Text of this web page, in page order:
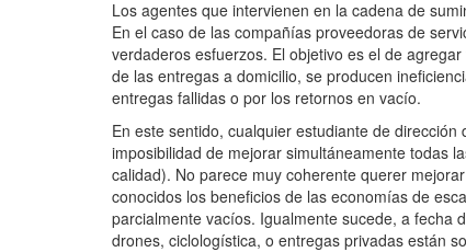
Los agentes que intervienen en la cadena de
En el caso de las compañías proveedoras de
verdaderos esfuerzos. El objetivo es el de
de las entregas a domicilio, se producen
entregas fallidas o por los retornos en vacío.
En este sentido, cualquier estudiante de
imposibilidad de mejorar simultáneamente todas
calidad). No parece muy coherente querer
conocidos los beneficios de las economías de
parcialmente vacíos. Igualmente sucede, a fecha
drones, ciclologística, o entregas privadas están